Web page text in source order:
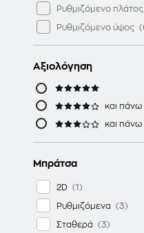
Ρυθμιζόμενο πλάτος
Ρυθμιζόμενο ύψος
Αξιολόγηση
και πάνω
και πάνω
Μπράτσα
2D
Ρυθμιζόμενα
Σταθερά